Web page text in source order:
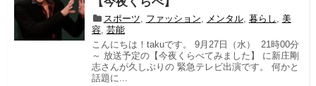
スポーツ ファッション メンタル, 暮らし
美
容 芸能
こんにちは！takuです。 9月27日（水） 21時00分
～ 放送予定の【今夜くらべてみました】 に新庄剛
志さんが久しぶりの 緊急テレビ出演です。 何かと
話題に...